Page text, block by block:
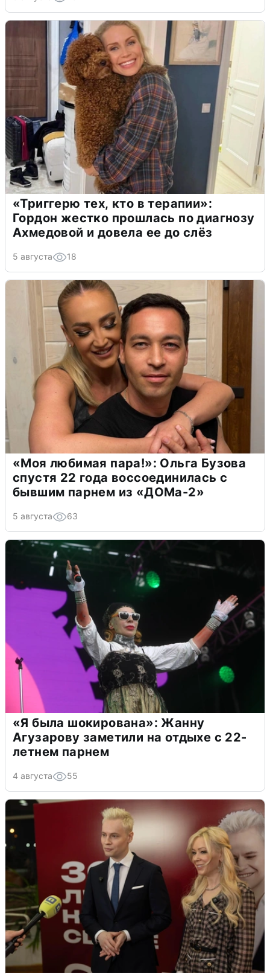
«Триггерю тех, кто в терапии»:
Гордон жестко прошлась по диагнозу
Ахмедовой и довела ее до слёз
5 августа 18
«Моя любимая пара!»: Ольга Бузова
спустя 22 года воссоединилась с
бывшим парнем из «ДОМа-2»
5 августа 63
«Я была шокирована»: Жанну
Агузарову заметили на отдыхе с 22-
летнем парнем
4 августа 55